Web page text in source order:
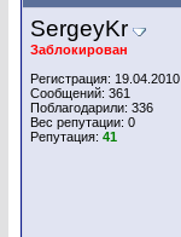
SergeyKr
Заблокирован
Регистрация: 19.04.2010
Сообщений: 361
Поблагодарили: 336
Вес репутации: 0
Репутация: 41